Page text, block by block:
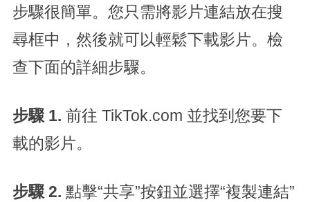
步驟很簡單。您只需將影片連結放在搜
尋框中，然後就可以輕鬆下載影片。檢
查下面的詳細步驟。
步驟 1. 前往 TikTok.com 並找到您要下
載的影片。
步驟 2. 點擊“共享”按鈕並選擇“複製連結”